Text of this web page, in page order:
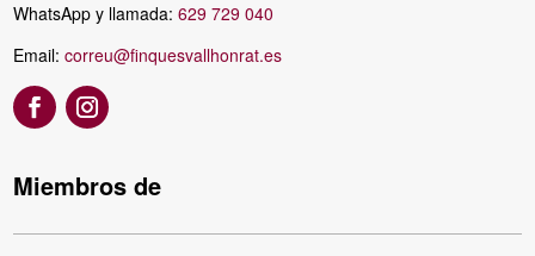
WhatsApp y llamada:629 729 040
Email:correu@finquesvallhonrat.es
Miembros de